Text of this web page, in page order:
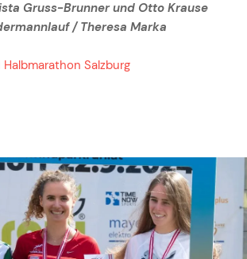
Gruss-Brunner und Otto Krause
/ Theresa Marka
Salzburg